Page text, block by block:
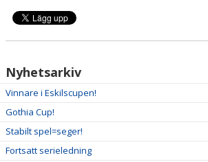
Nyhetsarkiv
Vinnare i Eskilscupen!
Gothia Cup!
Stabilt spel=seger!
Fortsatt serieledning